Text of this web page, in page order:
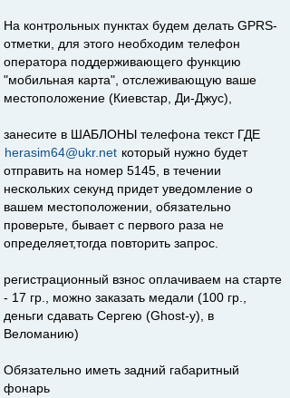
На контрольных пунктах будем делать GPRS-
отметки, для этого необходим телефон
оператора поддерживающего функцию
"мобильная карта", отслеживающую ваше
местоположение (Киевстар, Ди-Джус),
занесите в ШАБЛОНЫ телефона текст ГДЕ
herasim64@ukr.net который нужно будет
отправить на номер 5145, в течении
нескольких секунд придет уведомление о
вашем местоположении, обязательно
проверьте, бывает с первого раза не
определяет,тогда повторить запрос.
регистрационный взнос оплачиваем на старте
- 17 гр., можно заказать медали (100 гр.,
деньги сдавать Сергею (Ghost-у), в
Веломанию)
Обязательно иметь задний габаритный
фонарь